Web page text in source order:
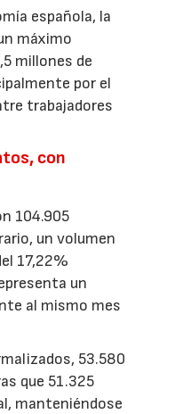
española, la
máximo
millones de
por el
trabajadores
con
104.905
un volumen
17,22%
un
al mismo mes
53.580
que 51.325
manteniéndose